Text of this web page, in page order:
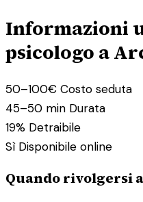
Informazioni
psicologo a
50–100€ Costo seduta
45–50 min Durata
19% Detraibile
Sì Disponibile online
Quando rivolgersi